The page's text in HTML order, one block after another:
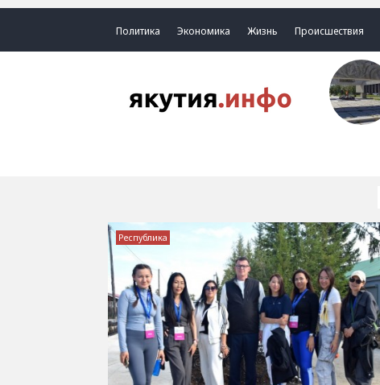
Политика Экономика Жизнь Происшествия
Республика